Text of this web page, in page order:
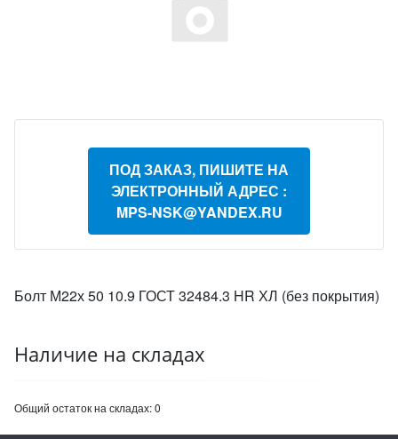
ПОД ЗАКАЗ, ПИШИТЕ НА
ЭЛЕКТРОННЫЙ АДРЕС :
MPS-NSK@YANDEX.RU
Болт М22х 50 10.9 ГОСТ 32484.3 HR ХЛ (без покрытия)
Наличие на складах
Общий остаток на складах:0